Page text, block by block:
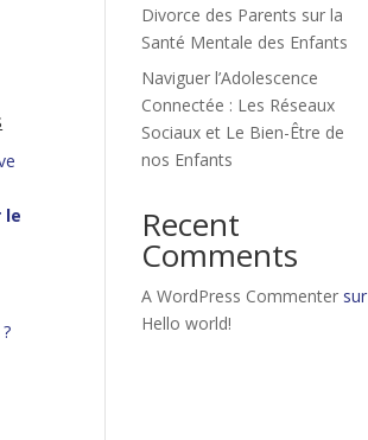
le
Divorce des Parents sur la
Santé Mentale des Enfants
Naviguer l’Adolescence
Connectée : Les Réseaux
Sociaux et Le Bien-Être de
nos Enfants
Recent
Comments
A WordPress Commenter sur
Hello world!